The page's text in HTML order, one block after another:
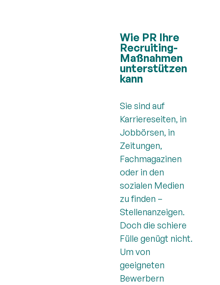
Wie PR Ihre
Recruiting-
Maßnahmen
unterstützen
kann
Sie sind auf
Karriereseiten, in
Jobbörsen, in
Zeitungen,
Fachmagazinen
oder in den
sozialen Medien
zu finden –
Stellenanzeigen.
Doch die schiere
Fülle genügt nicht.
Um von
geeigneten
Bewerbern